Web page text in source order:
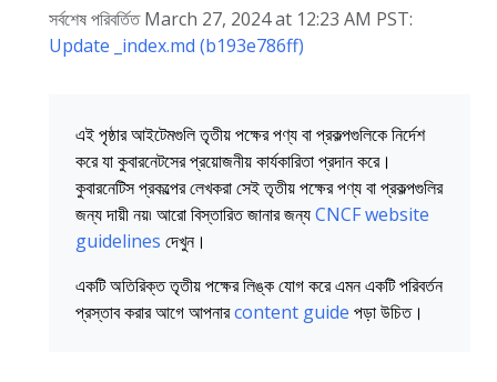
সর্বশেষ পরিবর্তিত March 27, 2024 at 12:23 AM PST:
Update _index.md (b193e786ff)
এই পৃষ্ঠার আইটেমগুলি তৃতীয় পক্ষের পণ্য বা প্রকল্পগুলিকে নির্দেশ
করে যা কুবারনেটসের প্রয়োজনীয় কার্যকারিতা প্রদান করে।
কুবারনেটিস প্রকল্পের লেখকরা সেই তৃতীয় পক্ষের পণ্য বা প্রকল্পগুলির
জন্য দায়ী নয়৷ আরো বিস্তারিত জানার জন্যCNCF website
guidelines দেখুন।
একটি অতিরিক্ত তৃতীয় পক্ষের লিঙ্ক যোগ করে এমন একটি পরিবর্তন
প্রস্তাব করার আগে আপনারcontent guide পড়া উচিত।